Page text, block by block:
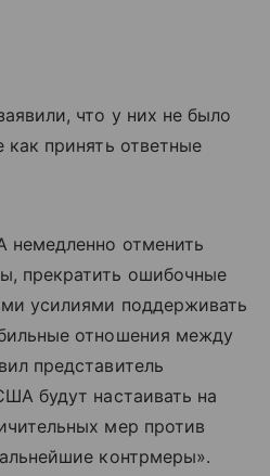
что у них не было
принять ответные
отменить
прекратить ошибочные
усилиями поддерживать
отношения между
представитель
будут настаивать на
мер против
контрмеры».